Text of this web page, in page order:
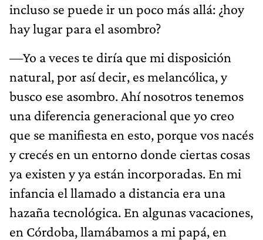
incluso se puede ir un poco más allá: ¿hoy
hay lugar para el asombro?
—Yo a veces te diría que mi disposición
natural, por así decir, es melancólica, y
busco ese asombro. Ahí nosotros tenemos
una diferencia generacional que yo creo
que se manifiesta en esto, porque vos nacés
y crecés en un entorno donde ciertas cosas
ya existen y ya están incorporadas. En mi
infancia el llamado a distancia era una
hazaña tecnológica. En algunas vacaciones,
en Córdoba, llamábamos a mi papá, en